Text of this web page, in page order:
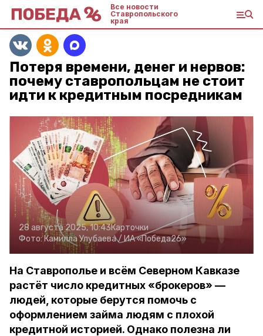
Все новости
Ставропольского
края
Потеря времени, денег и нервов:
почему ставропольцам не стоит
идти к кредитным посредникам
28 августа 2025, 10:43Карточки
Фото:Камилла Улубаева / ИА «Победа26»
На Ставрополье и всём Северном Кавказе
растёт число кредитных «брокеров» —
людей, которые берутся помочь с
оформлением займа людям с плохой
кредитной историей. Однако полезна ли